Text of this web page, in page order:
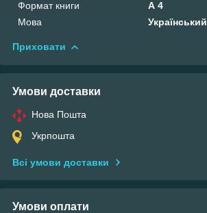
Формат книги
А 4
Мова
Український
Приховати
Умови доставки
Нова Пошта
Укрпошта
Всі умови доставки
Умови оплати